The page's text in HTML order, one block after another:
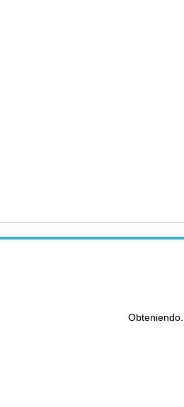
Obteniendo...